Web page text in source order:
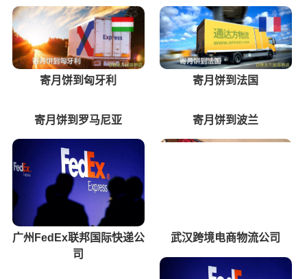
寄月饼到匈牙利 寄月饼到法国
寄月饼到罗马尼亚